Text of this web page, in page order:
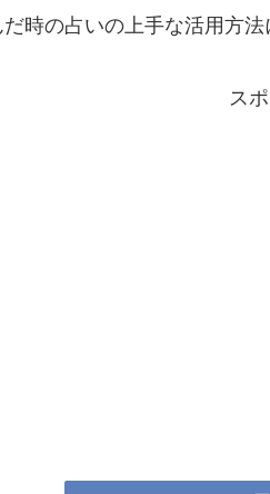
時の占いの上手な活用方
ス